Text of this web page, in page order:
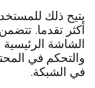
يتيح ذلك
أكثر تقدما.
الشاشة
والتحكم في
في الشبكة.